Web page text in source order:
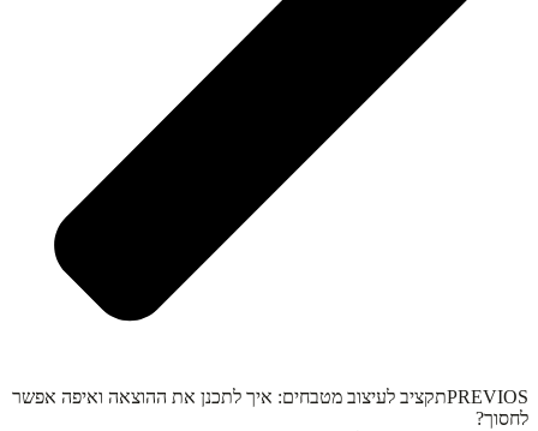
PREVIOSתקציב לעיצוב מטבחים: איך לתכנן את ההוצאה ואיפה אפשר
לחסוך?